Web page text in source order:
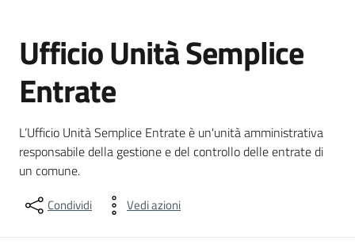
Ufficio Unità Semplice
Entrate
L’Ufficio Unità Semplice Entrate è un'unità amministrativa
responsabile della gestione e del controllo delle entrate di
un comune.
Condividi Vedi azioni